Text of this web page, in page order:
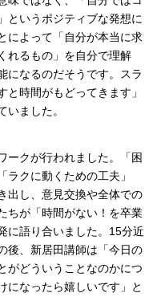
というポジティブな発想に
によって「自分が本当に求
れるもの」を自分で理解
になるのだそうです。スラ
時間がもどってきます」
いました。
ークが行われました。「困
ラクに動くための工夫」
出し、意見交換や全体での
ちが「時間がない！を卒業
に語り合いました。15分近
後、新居田講師は「今日の
がどういうことなのかにつ
になったら嬉しいです」と